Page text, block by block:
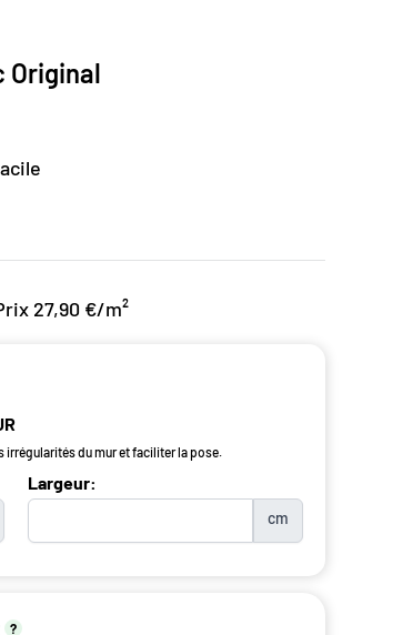
Original
27,90 €/m²
irrégularités du mur et faciliter la pose.
Largeur:
cm
?